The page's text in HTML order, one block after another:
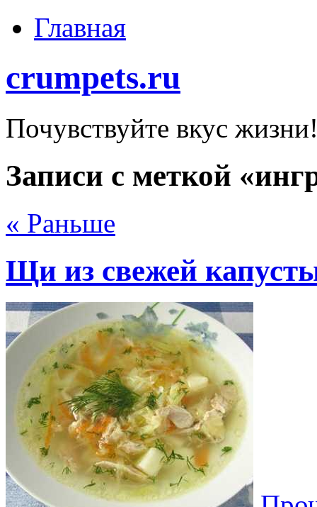
Главная
crumpets.ru
Почувствуйте вкус
Записи с меткой
« Раньше
Щи из свежей